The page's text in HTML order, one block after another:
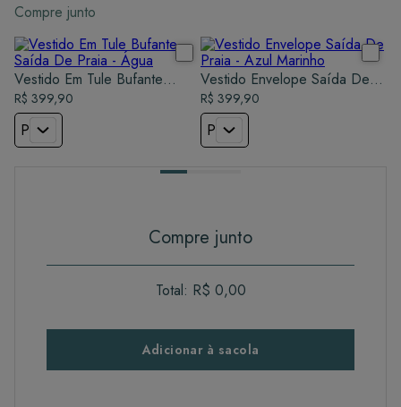
Compre junto
Vestido Em Tule Bufante
Saída De Praia - Água
R$ 399,90
P
Vestido Envelope Saída De
Praia - Azul Marinho
R$ 399,90
P
Compre junto
Total: R$ 0,00
Adicionar à sacola